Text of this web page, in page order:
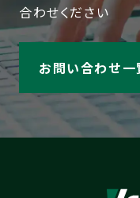
合わせください
お問い合わせ一